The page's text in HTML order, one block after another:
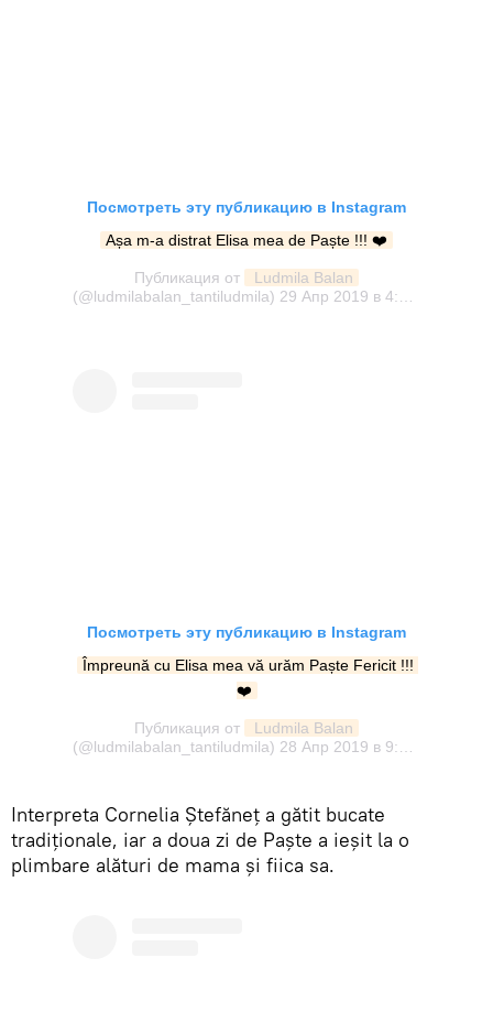
Посмотреть эту публикацию в Instagram
Așa m-a distrat Elisa mea de Paște !!! ❤️
Публикация от
Ludmila Balan
(@ludmilabalan_tantiludmila) 29 Апр 2019 в 4:46 PDT
Посмотреть эту публикацию в Instagram
Împreună cu Elisa mea vă urăm Paște Fericit !!!
❤️
Публикация от
Ludmila Balan
(@ludmilabalan_tantiludmila) 28 Апр 2019 в 9:33 PDT
Interpreta Cornelia Ştefăneţ a gătit bucate
tradiţionale, iar a doua zi de Paşte a ieşit la o
plimbare alături de mama şi fiica sa.